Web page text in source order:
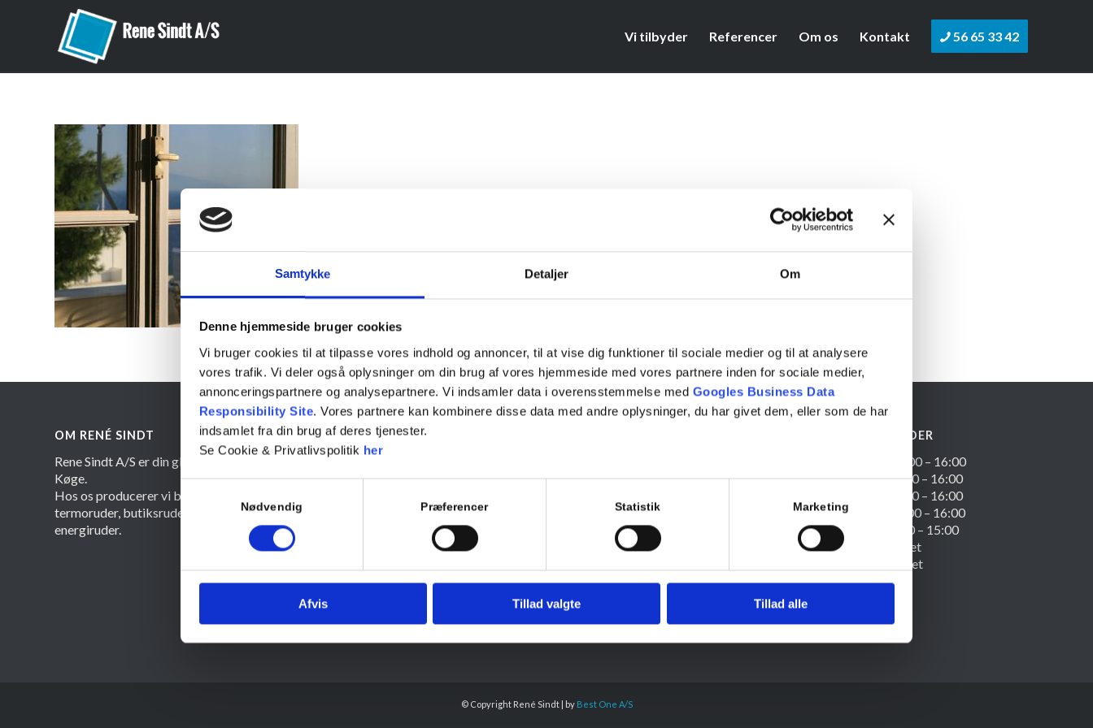
Samtykke Detaljer Om
Denne hjemmeside bruger cookies
Vi bruger cookies til at tilpasse vores indhold og annoncer, til at vise dig funktioner til sociale medier og til at analysere
vores trafik. Vi deler også oplysninger om din brug af vores hjemmeside med vores partnere inden for sociale medier,
annonceringspartnere og analysepartnere. Vi indsamler data i overensstemmelse med Googles Business Data
Responsibility Site. Vores partnere kan kombinere disse data med andre oplysninger, du har givet dem, eller som de har
indsamlet fra din brug af deres tjenester.
Se Cookie & Privatlivspolitik her
Nødvendig Præferencer Statistik Marketing
Afvis Tillad valgte Tillad alle
Vi tilbyder Referencer Om os Kontakt 56 65 33 42
OM RENÉ SINDT
Rene Sindt A/S er din glarmester i
Køge.
Hos os producerer vi bl.a.
termoruder, butiksruder samt
energiruder.
KONTAKTINFO
Kontor:
Mobil:+45 20 12 55 82
Rene Sindt A/S
Tigervej 5
Termoruder
Drivhusglas
Spejle
TELEFONTIDER
Mandag: 08:00 – 16:00
Tirsdag: 08:00 – 16:00
Onsdag: 08:00 – 16:00
Torsdag: 08:00 – 16:00
Fredag: 08:00 – 15:00
Lørdag: Lukket
Søndag: Lukket
© Copyright René Sindt | by Best One A/S